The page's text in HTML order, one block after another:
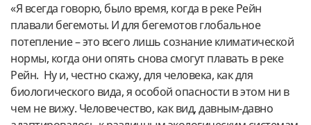
«Я всегда говорю, было время, когда в реке Рейн
плавали бегемоты. И для бегемотов глобальное
потепление – это всего лишь сознание климатической
нормы, когда они опять снова смогут плавать в реке
Рейн. Ну и, честно скажу, для человека, как для
биологического вида, я особой опасности в этом ни в
чем не вижу. Человечество, как вид, давным-давно